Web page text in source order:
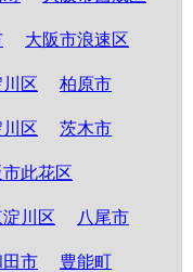
大阪市浪速区
区 柏原市
区 茨木市
市此花区
川区 八尾市
田市 豊能町